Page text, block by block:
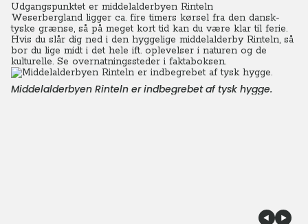
Udgangspunktet er middelalderbyen Rinteln
Weserbergland ligger ca. fire timers kørsel fra den dansk-
tyske grænse, så på meget kort tid kan du være klar til ferie.
Hvis du slår dig ned i den hyggelige middelalderby Rinteln, så
bor du lige midt i det hele ift. oplevelser i naturen og de
kulturelle. Se overnatningssteder i faktaboksen.
Middelalderbyen Rinteln er indbegrebet af tysk hygge.